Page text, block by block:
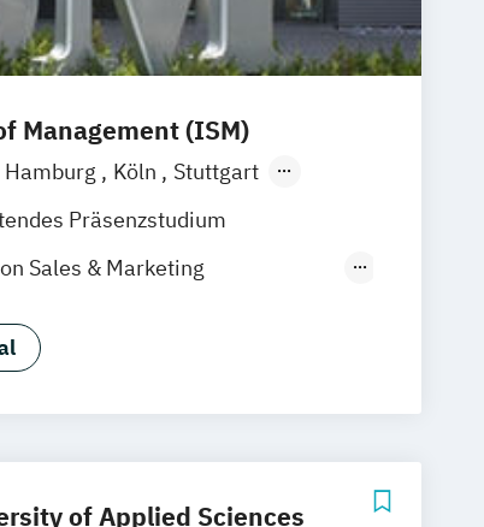
Management (ISM)
Hamburg Köln
Stuttgart
Präsenzstudium
Sales & Marketing
CRM & Vertrieb (DE/EN)
Management (DE/EN)
of Applied Sciences